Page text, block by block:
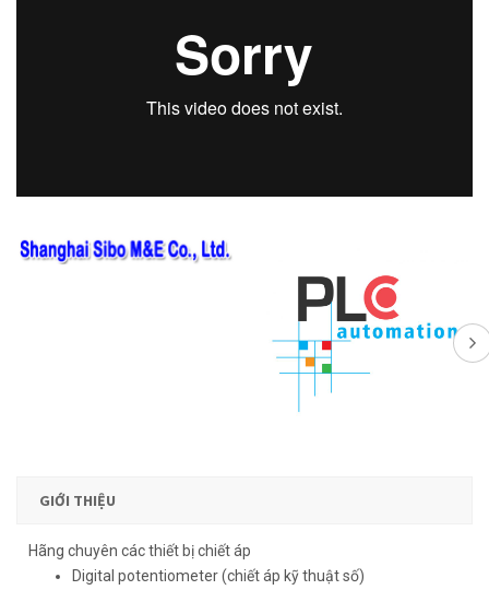
GIỚI THIỆU
Hãng chuyên các thiết bị chiết áp
Digital potentiometer (chiết áp kỹ thuật số)